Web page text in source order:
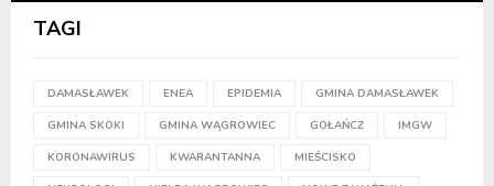
TAGI
DAMASŁAWEK ENEA EPIDEMIA GMINA DAMASŁAWEK
GMINA SKOKI GMINA WĄGROWIEC GOŁAŃCZ IMGW
KORONAWIRUS KWARANTANNA MIEŚCISKO